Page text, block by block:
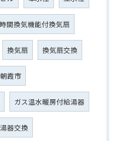
間換気機能付換気扇
換気扇 換気扇交換
霞市
ガス温水暖房付給湯器
器交換